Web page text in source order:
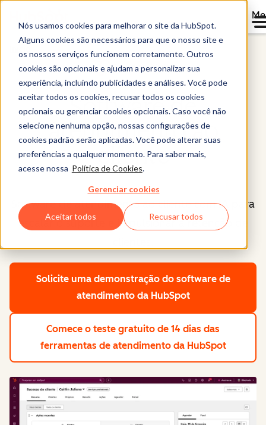
Nós usamos cookies para melhorar o site da HubSpot.
Alguns cookies são necessários para que o nosso site e
os nossos serviços funcionem corretamente. Outros
cookies são opcionais e ajudam a personalizar sua
experiência, incluindo publicidades e análises. Você pode
aceitar todos os cookies, recusar todos os cookies
opcionais ou gerenciar cookies opcionais. Caso você não
selecione nenhuma opção, nossas configurações de
cookies padrão serão aplicadas. Você pode alterar suas
preferências a qualquer momento. Para saber mais,
acesse nossa Política de Cookies.
Gerenciar cookies
Aceitar todos Recusar todos
Service Hub®
Software de
atendimento ao
cliente
Software de atendimento ao cliente com IA para
escalar o suporte e impulsionar a retenção de
Solicite uma demonstração do software de
atendimento da HubSpot
Comece o teste gratuito de 14 dias das
ferramentas de atendimento da HubSpot